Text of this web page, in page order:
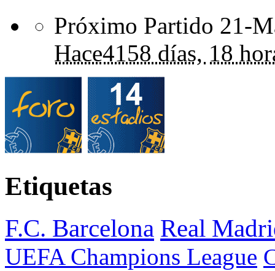
Próximo Partido 21-
Hace4158 días, 18
Etiquetas
F.C. Barcelona Real
UEFA Champions League